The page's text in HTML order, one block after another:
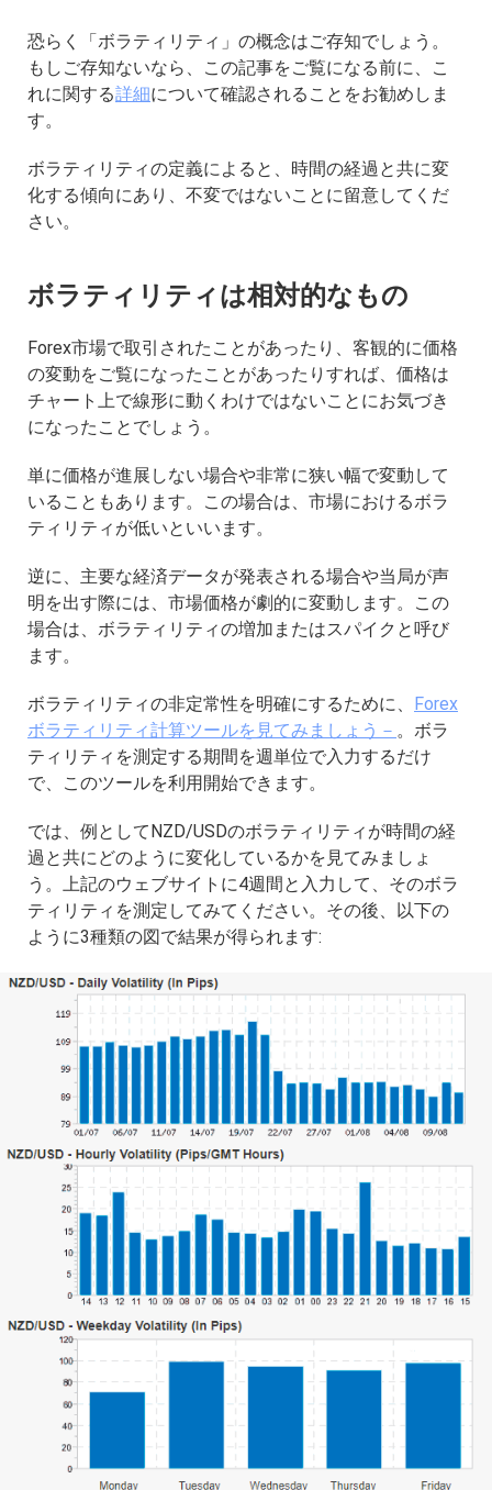
恐らく「ボラティリティ」の概念はご存知でしょう。
もしご存知ないなら、この記事をご覧になる前に、こ
れに関する詳細について確認されることをお勧めしま
す。
ボラティリティの定義によると、時間の経過と共に変
化する傾向にあり、不変ではないことに留意してくだ
さい。
ボラティリティは相対的なもの
Forex市場で取引されたことがあったり、客観的に価格
の変動をご覧になったことがあったりすれば、価格は
チャート上で線形に動くわけではないことにお気づき
になったことでしょう。
単に価格が進展しない場合や非常に狭い幅で変動して
いることもあります。この場合は、市場におけるボラ
ティリティが低いといいます。
逆に、主要な経済データが発表される場合や当局が声
明を出す際には、市場価格が劇的に変動します。この
場合は、ボラティリティの増加またはスパイクと呼び
ます。
ボラティリティの非定常性を明確にするために、 Forex
ボラティリティ計算ツールを見てみましょう－ 。ボラ
ティリティを測定する期間を週単位で入力するだけ
で、このツールを利用開始できます。
では、例としてNZD/USDのボラティリティが時間の経
過と共にどのように変化しているかを見てみましょ
う。上記のウェブサイトに4週間と入力して、そのボラ
ティリティを測定してみてください。その後、以下の
ように3種類の図で結果が得られます: